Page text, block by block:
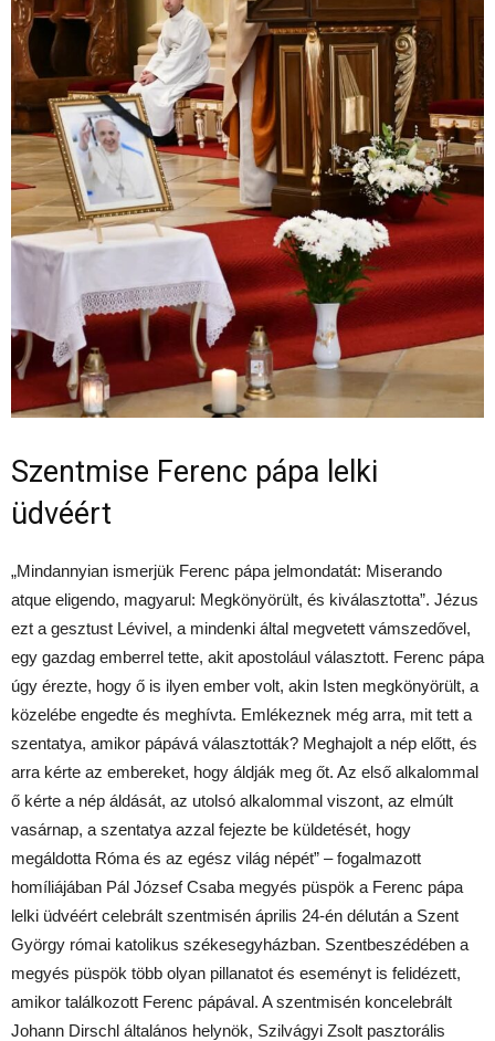
Szentmise Ferenc pápa lelki
üdvéért
„Mindannyian ismerjük Ferenc pápa jelmondatát: Miserando
atque eligendo, magyarul: Megkönyörült, és kiválasztotta”. Jézus
ezt a gesztust Lévivel, a mindenki által megvetett vámszedővel,
egy gazdag emberrel tette, akit apostolául választott. Ferenc pápa
úgy érezte, hogy ő is ilyen ember volt, akin Isten megkönyörült, a
közelébe engedte és meghívta. Emlékeznek még arra, mit tett a
szentatya, amikor pápává választották? Meghajolt a nép előtt, és
arra kérte az embereket, hogy áldják meg őt. Az első alkalommal
ő kérte a nép áldását, az utolsó alkalommal viszont, az elmúlt
vasárnap, a szentatya azzal fejezte be küldetését, hogy
megáldotta Róma és az egész világ népét” – fogalmazott
homíliájában Pál József Csaba megyés püspök a Ferenc pápa
lelki üdvéért celebrált szentmisén április 24-én délután a Szent
György római katolikus székesegyházban. Szentbeszédében a
megyés püspök több olyan pillanatot és eseményt is felidézett,
amikor találkozott Ferenc pápával. A szentmisén koncelebrált
Johann Dirschl általános helynök, Szilvágyi Zsolt pasztorális